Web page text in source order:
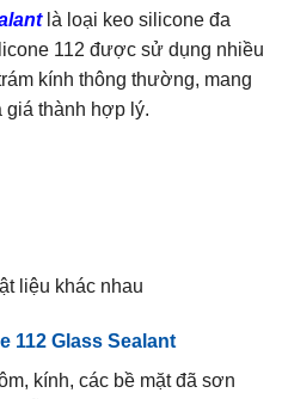
là loại keo silicone đa
112 được sử dụng nhiều
kính thông thường, mang
giá thành hợp lý.
liệu khác nhau
112 Glass Sealant
kính, các bề mặt đã sơn